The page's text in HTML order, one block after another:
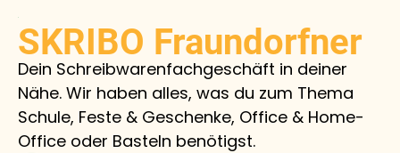
SKRIBO Fraundorfner
Dein Schreibwarenfachgeschäft in deiner
Nähe. Wir haben alles, was du zum Thema
Schule, Feste & Geschenke, Office & Home-
Office oder Basteln benötigst.